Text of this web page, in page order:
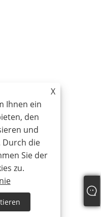
X
Ihnen ein
den
und
Durch die
Sie der
zu.